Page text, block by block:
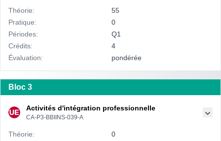
Théorie:
55
Pratique:
0
Périodes:
Q1
Crédits:
4
Évaluation:
pondérée
Bloc 3
Activités d'intégration professionnelle
CA-P3-BBIINS-039-A
Théorie:
0